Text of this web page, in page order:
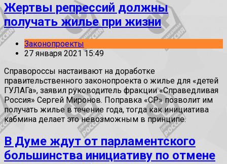
Жертвы репрессий должны
получать жилье при жизни
Законопроекты
27 января 2021 15:49
Справороссы настаивают на доработке
правительственного законопроекта о жилье для «детей
ГУЛАГа», заявил руководитель фракции «Справедливая
Россия» Сергей Миронов. Поправка «СР» позволит им
получать жилье в течение года, тогда как инициатива
кабмина делает это невозможным в принципе.
В Думе ждут от парламентского
большинства инициативу по отмене